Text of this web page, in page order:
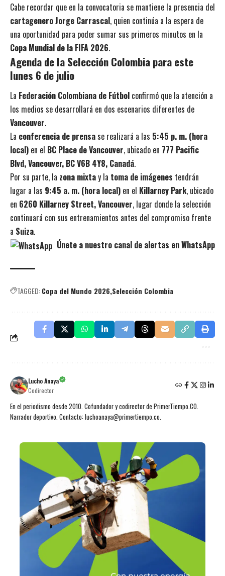
Cabe recordar que en la convocatoria se mantiene la presencia del
cartagenero Jorge Carrascal, quien continúa a la espera de
una oportunidad para poder sumar sus primeros minutos en la
Copa Mundial de la FIFA 2026.
Agenda de la Selección Colombia para este
lunes 6 de julio
La Federación Colombiana de Fútbol confirmó que la atención a
los medios se desarrollará en dos escenarios diferentes de
Vancouver.
La conferencia de prensase realizará a las 5:45 p. m. (hora
local) en el BC Place de Vancouver, ubicado en 777 Pacific
Blvd, Vancouver, BC V6B 4Y8, Canadá.
Por su parte, la zona mixtay la toma de imágenes tendrán
lugar a las 9:45 a. m. (hora local) en el Killarney Park, ubicado
en 6260 Killarney Street, Vancouver, lugar donde la selección
continuará con sus entrenamientos antes del compromiso frente
a Suiza.
Únete a nuestro canal de alertas en WhatsApp
TAGGED:Copa del Mundo 2026 Selección Colombia
Lucho Anaya
Codirector
En el periodismo desde 2010. Cofundador y codirector de PrimerTiempo.CO.
Narrador deportivo. Contacto: luchoanaya@primertiempo.co.